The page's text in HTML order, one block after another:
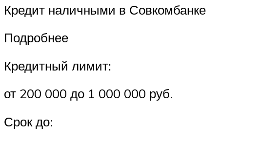
Кредит наличными в Совкомбанке
Подробнее
Кредитный лимит:
от 200 000 до 1 000 000 руб.
Срок до: